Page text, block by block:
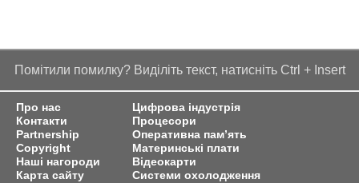
Помітили помилку? Виділіть текст, натисніть Ctrl + Insert
Про нас
Контакти
Partnership
Copyright
Наші нагороди
Карта сайту
Цифрова індустрія
Процесори
Оперативна пам’ять
Материнські плати
Відеокарти
Системи охолодження